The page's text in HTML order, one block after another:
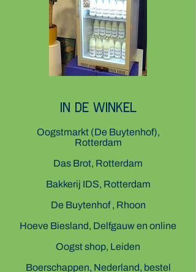
In de winkel
​Oogstmarkt (De Buytenhof),
Rotterdam
Das Brot, Rotterdam
Bakkerij IDS​, Rotterdam
De Buytenhof , Rhoon
Hoeve Biesland​, Delfgauw en online
Oogst shop​, Leiden
Boerschappen​, Nederland, bestel